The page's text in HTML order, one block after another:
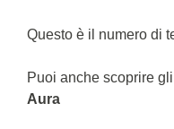
Questo è il numero di
Puoi anche scoprire gli
Aura